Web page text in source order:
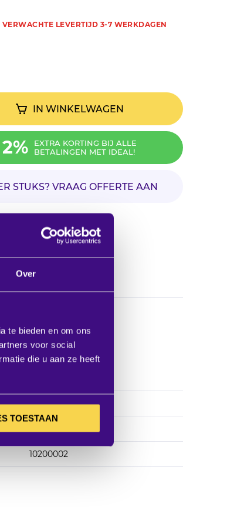
Over
te bieden en om ons
voor social
die u aan ze heeft
TOESTAAN
VERWACHTE LEVERTIJD 3-7 WERKDAGEN
IN WINKELWAGEN
2%
EXTRA KORTING BIJ ALLE
BETALINGEN MET IDEAL!
STUKS? VRAAG OFFERTE AAN
Da-Lite
10200002